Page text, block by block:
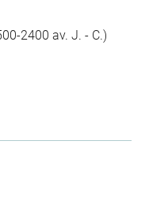
2400 av. J. - C.)